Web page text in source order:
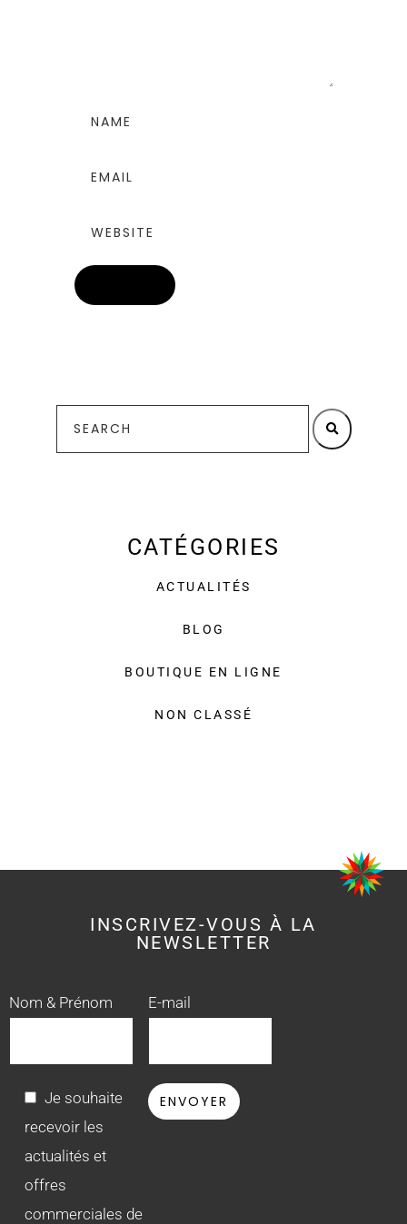
CATÉGORIES
ACTUALITÉS
BLOG
BOUTIQUE EN LIGNE
NON CLASSÉ
INSCRIVEZ-VOUS À LA
NEWSLETTER
Nom & Prénom E-mail
Je souhaite
recevoir les
actualités et
offres
commerciales de